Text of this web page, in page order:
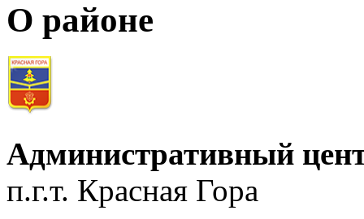
О районе
Административный
п.г.т. Красная Гора